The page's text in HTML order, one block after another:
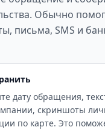
Обычно
письма, SMS и
дату обращения,
скриншоты
по карте. Это